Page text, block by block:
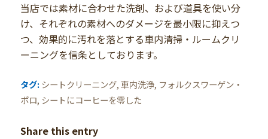
当店では素材に合わせた洗剤、および道具を使い分
け、それぞれの素材へのダメージを最小限に抑えつ
つ、効果的に汚れを落とする車内清掃・ルームクリ
ーニングを信条としております。
タグ: シートクリーニング,車内洗浄, フォルクスワーゲン・
ポロ, シートにコーヒーを零した
Share this entry